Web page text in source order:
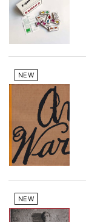
NEW
NEW